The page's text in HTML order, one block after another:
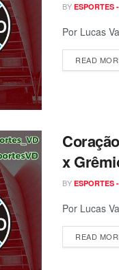
BY ESPORTES
Por
READ
x
BY ESPORTES
Por
READ